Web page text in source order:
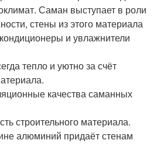
Саман выступает в роли
стены из этого материала
и увлажнители
тепло и уютно за счёт
качества саманных
строительного материала.
алюминий придаёт стенам